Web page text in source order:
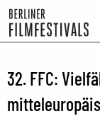
32. FFC: